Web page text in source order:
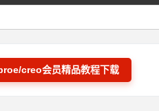
creo会员精品教程下载